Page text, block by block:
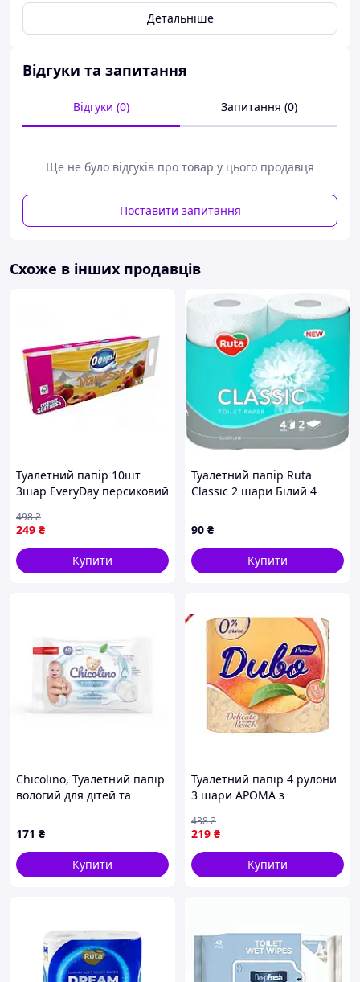
закладах. Первинне целюлозне волокно, з якого
виготовлений папір, надає йому м'якості, а
папір нанесені лінії відриву від невеликого
використовувати туалетний папір.
Детальніше
Відгуки та запитання
Відгуки (0) Запитання (0)
Ще не було відгуків про товар у цього продавця
Поставити запитання
Схоже в інших продавців
Туалетний папір 10шт
3шар EveryDay персиковий
використання м'який і
міцний
249 ₴
498₴
Купити
Туалетний папір Ruta
Classic 2 шари Білий 4
90 ₴
Купити
Chicolino, Туалетний папір
вологий для дітей та
(40 шт)
171 ₴
Купити
Туалетний папір 4 рулони
3 шари АРОМА з
SOFT ТМ ДИВО для
ніжного догляду
219 ₴
438₴
Купити